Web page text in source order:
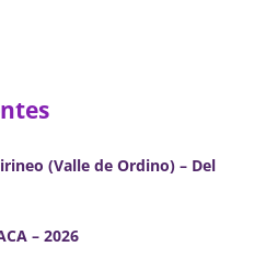
(Valle de Ordino) – Del
– 2026